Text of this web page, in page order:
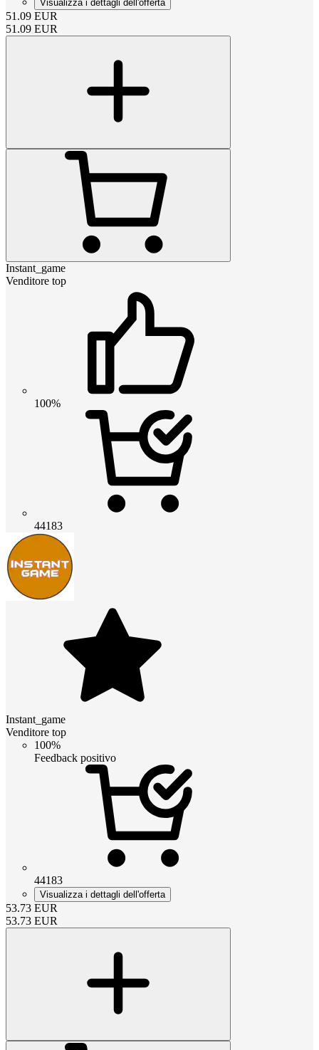
Visualizza i dettagli dell'offerta
51.09 EUR
51.09 EUR
Instant_game
Venditore top
100%
44183
Instant_game
Venditore top
100%
Feedback positivo
44183
Visualizza i dettagli dell'offerta
53.73 EUR
53.73 EUR